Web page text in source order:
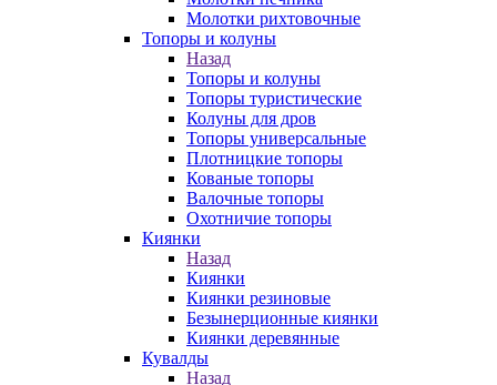
Молотки рихтовочные
Топоры и колуны
Назад
Топоры и колуны
Топоры туристические
Колуны для дров
Топоры универсальные
Плотницкие топоры
Кованые топоры
Валочные топоры
Охотничие топоры
Киянки
Назад
Киянки
Киянки резиновые
Безынерционные киянки
Киянки деревянные
Кувалды
Назад